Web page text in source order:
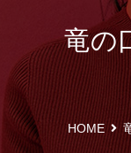
竜の
HOME